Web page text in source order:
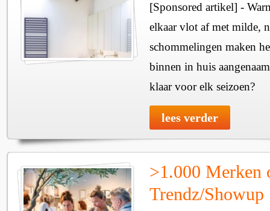
[Sponsored artikel] -
elkaar vlot af met milde,
schommelingen maken
binnen in huis
klaar voor elk seizoen?
lees verder
>1.000 Merken
Trendz/Showup